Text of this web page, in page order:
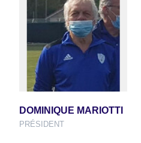
DOMINIQUE MARIOTTI
PRÉSIDENT